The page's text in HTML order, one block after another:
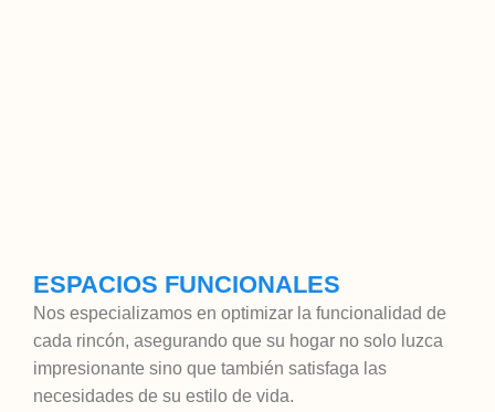
ESPACIOS FUNCIONALES
Nos especializamos en optimizar la funcionalidad de
cada rincón, asegurando que su hogar no solo luzca
impresionante sino que también satisfaga las
necesidades de su estilo de vida.